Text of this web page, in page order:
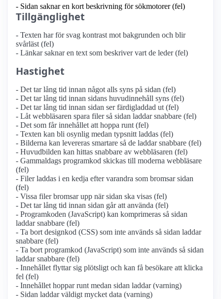
- Sidan saknar en kort beskrivning för sökmotorer (fel)
Tillgänglighet
- Texten har för svag kontrast mot bakgrunden och blir
svårläst (fel)
- Länkar saknar en text som beskriver vart de leder (fel)
Hastighet
- Det tar lång tid innan något alls syns på sidan (fel)
- Det tar lång tid innan sidans huvudinnehåll syns (fel)
- Det tar lång tid innan sidan ser färdigladdad ut (fel)
- Låt webbläsaren spara filer så sidan laddar snabbare (fel)
- Det som får innehållet att hoppa runt (fel)
- Texten kan bli osynlig medan typsnitt laddas (fel)
- Bilderna kan levereras smartare så de laddar snabbare (fel)
- Huvudbilden kan hittas snabbare av webbläsaren (fel)
- Gammaldags programkod skickas till moderna webbläsare
(fel)
- Filer laddas i en kedja efter varandra som bromsar sidan
(fel)
- Vissa filer bromsar upp när sidan ska visas (fel)
- Det tar lång tid innan sidan går att använda (fel)
- Programkoden (JavaScript) kan komprimeras så sidan
laddar snabbare (fel)
- Ta bort designkod (CSS) som inte används så sidan laddar
snabbare (fel)
- Ta bort programkod (JavaScript) som inte används så sidan
laddar snabbare (fel)
- Innehållet flyttar sig plötsligt och kan få besökare att klicka
fel (fel)
- Innehållet hoppar runt medan sidan laddar (varning)
- Sidan laddar väldigt mycket data (varning)